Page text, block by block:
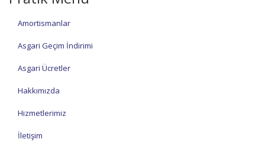
Amortismanlar
Asgari Geçim İndirimi
Asgari Ücretler
Hakkımızda
Hizmetlerimiz
İletişim